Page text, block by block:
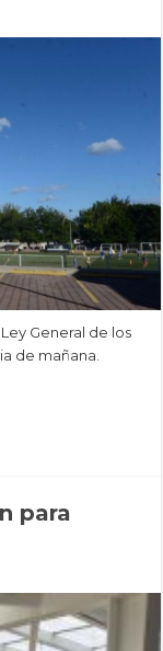
General de los
de mañana.
para